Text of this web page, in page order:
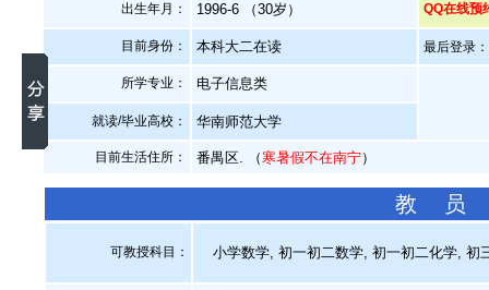
出生年月： 1996-6 （30岁） QQ在线预
目前身份： 本科大二在读 最后登录
所学专业： 电子信息类
就读/毕业高校： 华南师范大学
目前生活住所： 番禺区. （寒暑假不在南宁）
教 员
可教授科目： 小学数学, 初一初二数学, 初一初二化学, 初